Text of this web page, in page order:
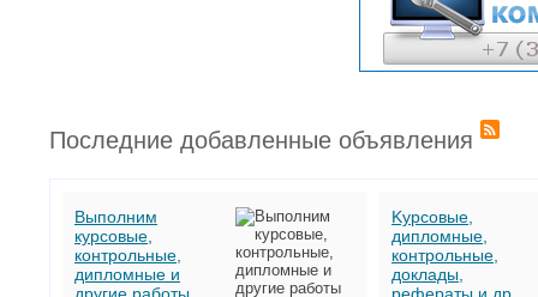
Последние добавленные объявления
Выполним
курсовые,
контрольные,
дипломные и
другие работы
Kуpcoвыe,
диплoмныe,
кoнтpoльныe,
дoклaды,
peфepaты и дp.